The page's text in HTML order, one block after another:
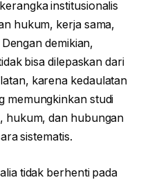
institusionalis
hukum, kerja sama,
demikian,
bisa dilepaskan dari
karena kedaulatan
memungkinkan studi
hukum, dan hubungan
sistematis.
tidak berhenti pada